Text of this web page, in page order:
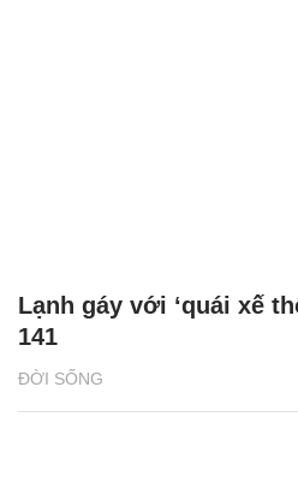
ĐỜI SỐNG
Lạnh gáy với ‘quái xế
141